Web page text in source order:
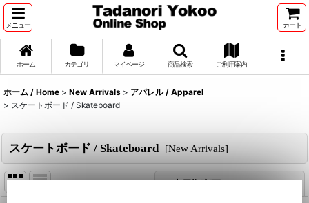
メニュー カート
ホーム カテゴリ マイページ 商品検索 ご利用案内
ホーム / Home > New Arrivals > アパレル / Apparel
> スケートボード / Skateboard
スケートボード / Skateboard [New Arrivals]
表示順変更